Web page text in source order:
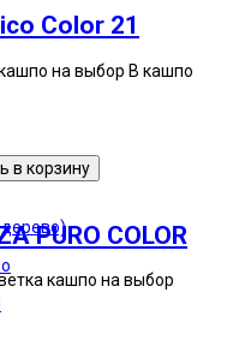
Color 21
на выбор В кашпо
PURO COLOR
кашпо на выбор